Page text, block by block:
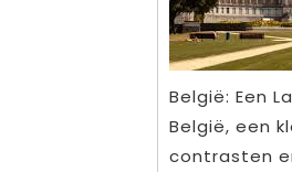
België: Een
België, een
contrasten